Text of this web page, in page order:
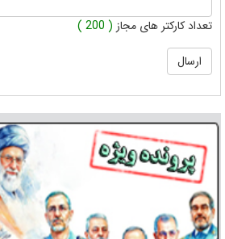
تعداد کارکتر های مجاز ( 200 )